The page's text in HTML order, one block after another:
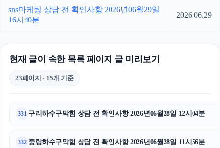
sns마케팅 상담 전 확인사항 2026년06월29일
16시40분
2026.06.29
현재 글이 속한 목록 페이지 글 미리보기
23페이지 · 15개 기준
331 구리하수구막힘 상담 전 확인사항 2026년06월28일 12시04분
332 중랑하수구막힘 상담 전 확인사항 2026년06월28일 11시56분